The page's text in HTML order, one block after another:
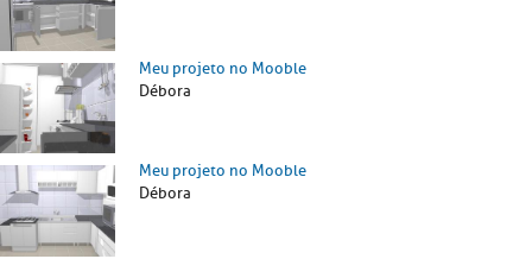
Meu projeto no Mooble
Débora
Meu projeto no Mooble
Débora